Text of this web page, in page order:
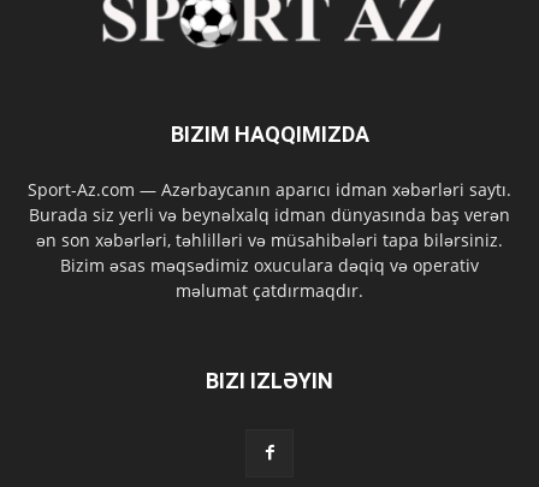
BIZIM HAQQIMIZDA
Sport-Az.com — Azərbaycanın aparıcı idman xəbərləri saytı.
Burada siz yerli və beynəlxalq idman dünyasında baş verən
ən son xəbərləri, təhlilləri və müsahibələri tapa bilərsiniz.
Bizim əsas məqsədimiz oxuculara dəqiq və operativ
məlumat çatdırmaqdır.
BIZI IZLƏYIN